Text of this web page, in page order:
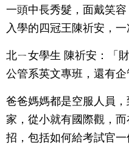
一頭中長秀髮，面戴笑
入學的四冠王陳祈安，一
北ㄧ女學生 陳祈安：「
公管系英文專班，還有企
爸爸媽媽都是空服人員
家，從小就有國際觀，
招，包括如何給考試官一